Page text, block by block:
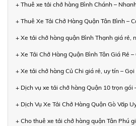
+ Thuê xe tải chở hàng Bình Chánh –
+ Thuê Xe Tải Chở Hàng Quận Tân Bình –
+ Xe tải chở hàng quận Bình Thạnh giá rẻ,
+ Xe Tải Chở Hàng Quận Bình Tân Giá Rẻ –
+ Xe tải chở hàng Củ Chi giá rẻ, uy tín – Gọi
+ Dịch vụ xe tải chở hàng Quận 10 trọn gói
+ Dịch Vụ Xe Tải Chở Hàng Quận Gò Vấp
+ Cho thuê xe tải chở hàng quận Tân Phú